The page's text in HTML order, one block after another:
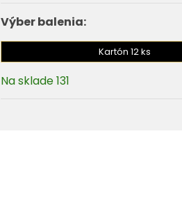
Výber balenia:
Kartón 12 ks
Na sklade 131